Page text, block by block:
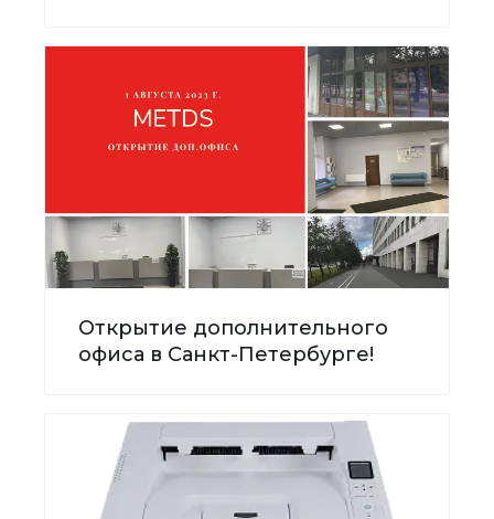
Открытие дополнительного
офиса в Санкт-Петербурге!